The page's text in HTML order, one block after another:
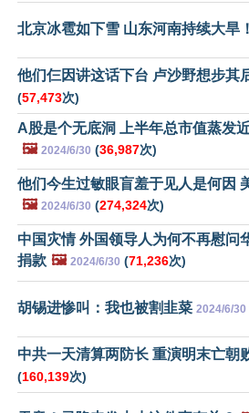
北京冰雹如下雪 山东河南持续大旱！
他们仨因讲这话下台 卢沙野想步其
(57,473次)
A股是个无底洞 上半年总市值蒸发
🖼️ 2024/6/30 (36,987次)
他们今生过敏眼盲羞于见人是何因
🖼️ 2024/6/30 (274,324次)
中国灾情 外国领导人为何不再慰问
捐款 🖼️ 2024/6/30 (71,236次)
胡锡进惨叫：我也被割韭菜 2024/6/30
中共一天清算两防长 重演明末亡朝
(160,139次)